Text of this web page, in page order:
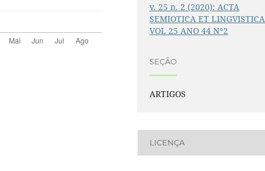
v. 25 n. 2 (2020): ACTA
SEMIOTICA ET LINGVISTICA
VOL 25 ANO 44 Nº2
SEÇÃO
ARTIGOS
LICENÇA